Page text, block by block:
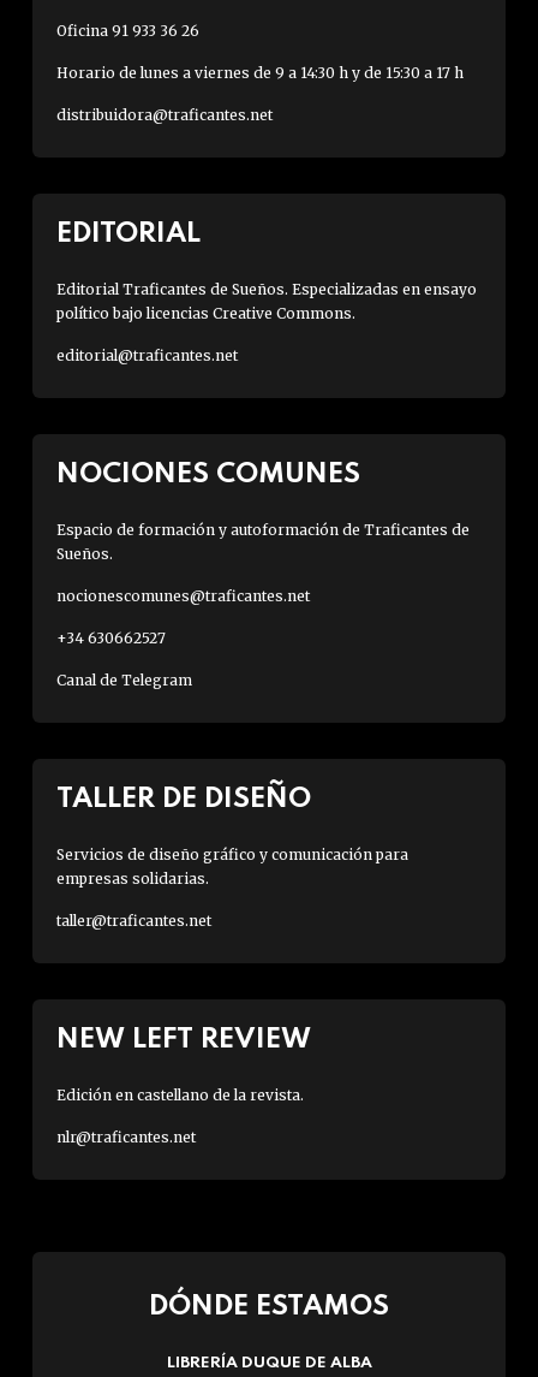
Oficina 91 933 36 26
Horario de lunes a viernes de 9 a 14:30 h y de 15:30 a 17 h
distribuidora@traficantes.net
EDITORIAL
Editorial Traficantes de Sueños. Especializadas en ensayo
político bajo licencias Creative Commons.
editorial@traficantes.net
NOCIONES COMUNES
Espacio de formación y autoformación de Traficantes de
Sueños.
nocionescomunes@traficantes.net
+34 630662527
Canal de Telegram
TALLER DE DISEÑO
Servicios de diseño gráfico y comunicación para
empresas solidarias.
taller@traficantes.net
NEW LEFT REVIEW
Edición en castellano de la revista.
nlr@traficantes.net
DÓNDE ESTAMOS
LIBRERÍA DUQUE DE ALBA